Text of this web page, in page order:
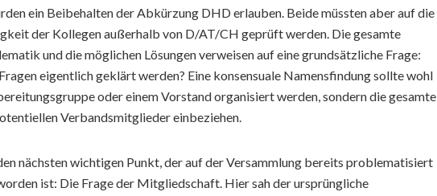
ein Beibehalten der Abkürzung DHD erlauben. Beide müssten aber auf die
der Kollegen außerhalb von D/AT/CH geprüft werden. Die gesamte
und die möglichen Lösungen verweisen auf eine grundsätzliche Frage:
eigentlich geklärt werden? Eine konsensuale Namensfindung sollte wohl
oder einem Vorstand organisiert werden, sondern die gesamte
Verbandsmitglieder einbeziehen.
nächsten wichtigen Punkt, der auf der Versammlung bereits problematisiert
ist: Die Frage der Mitgliedschaft. Hier sah der ursprüngliche